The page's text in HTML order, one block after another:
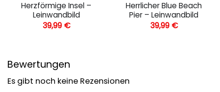
Herzförmige Insel –
Leinwandbild
39,99 €
Herrlicher Blue Beach
Pier – Leinwandbild
39,99 €
Bewertungen
Es gibt noch keine Rezensionen